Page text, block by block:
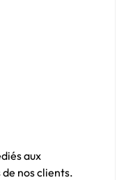
aux
nos clients.